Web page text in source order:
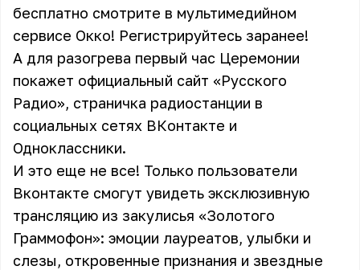
бесплатно смотрите в мультимедийном
сервисе Окко! Регистрируйтесь заранее!
А для разогрева первый час Церемонии
покажет официальный сайт «Русского
Радио», страничка радиостанции в
социальных сетях ВКонтакте и
Одноклассники.
И это еще не все! Только пользователи
Вконтакте смогут увидеть эксклюзивную
трансляцию из закулисья «Золотого
Граммофон»: эмоции лауреатов, улыбки и
слезы, откровенные признания и звездные